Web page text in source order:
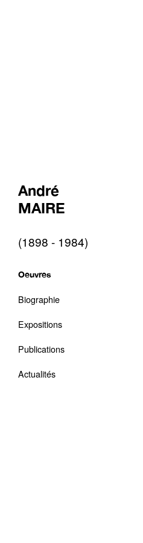
André
MAIRE
(1898 - 1984)
Oeuvres
Biographie
Expositions
Publications
Actualités